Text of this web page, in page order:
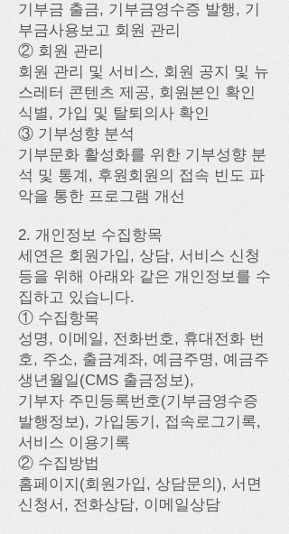
기부금 출금, 기부금영수증 발행, 기
부금사용보고 회원 관리
② 회원 관리
회원 관리 및 서비스, 회원 공지 및 뉴
스레터 콘텐츠 제공, 회원본인 확인
식별, 가입 및 탈퇴의사 확인
③ 기부성향 분석
기부문화 활성화를 위한 기부성향 분
석 및 통계, 후원회원의 접속 빈도 파
악을 통한 프로그램 개선
2. 개인정보 수집항목
세연은 회원가입, 상담, 서비스 신청
등을 위해 아래와 같은 개인정보를 수
집하고 있습니다.
① 수집항목
성명, 이메일, 전화번호, 휴대전화 번
호, 주소, 출금계좌, 예금주명, 예금주
생년월일(CMS 출금정보),
기부자 주민등록번호(기부금영수증
발행정보), 가입동기, 접속로그기록,
서비스 이용기록
② 수집방법
홈페이지(회원가입, 상담문의), 서면
신청서, 전화상담, 이메일상담